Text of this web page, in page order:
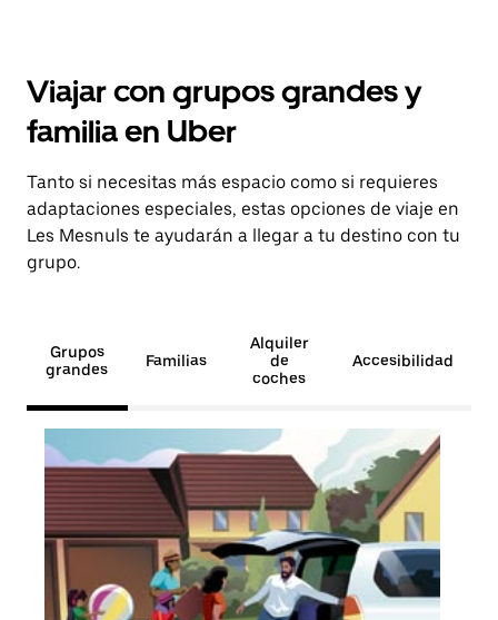
Viajar con grupos grandes y
familia en Uber
Tanto si necesitas más espacio como si requieres
adaptaciones especiales, estas opciones de viaje en
Les Mesnuls te ayudarán a llegar a tu destino con tu
grupo.
Grupos
grandes
Familias
Alquiler
de
coches
Accesibilidad